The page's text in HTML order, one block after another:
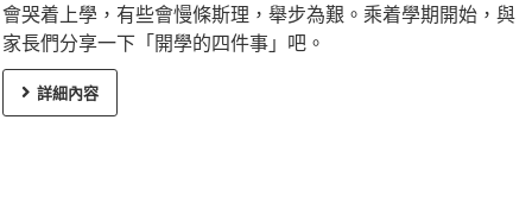
會哭着上學，有些會慢條斯理，舉步為艱。乘着學期開始，與
家長們分享一下「開學的四件事」吧。
詳細內容